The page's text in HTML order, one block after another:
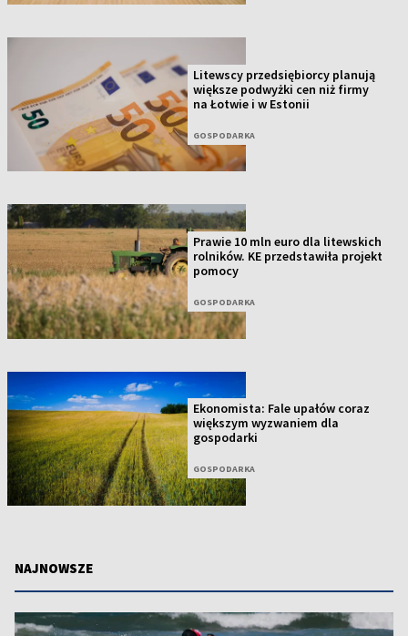
Litewscy przedsiębiorcy planują
większe podwyżki cen niż firmy
na Łotwie i w Estonii
GOSPODARKA
Prawie 10 mln euro dla litewskich
rolników. KE przedstawiła projekt
pomocy
GOSPODARKA
Ekonomista: Fale upałów coraz
większym wyzwaniem dla
gospodarki
GOSPODARKA
NAJNOWSZE